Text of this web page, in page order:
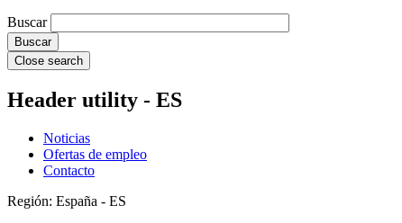
Buscar
Close search
Header utility - ES
Noticias
Ofertas de empleo
Contacto
Región: España - ES